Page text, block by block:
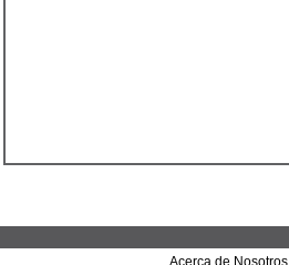
Acerca de Nosotros